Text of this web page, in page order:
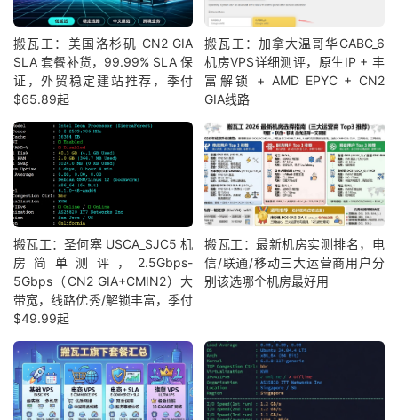
搬瓦工：美国洛杉矶 CN2 GIA
SLA 套餐补货，99.99% SLA 保
证，外贸稳定建站推荐，季付
$65.89起
搬瓦工：加拿大温哥华CABC_6
机房VPS详细测评，原生IP + 丰
富解锁 + AMD EPYC + CN2
GIA线路
搬瓦工：圣何塞 USCA_SJC5 机
房简单测评，2.5Gbps-
5Gbps（CN2 GIA+CMIN2）大
带宽，线路优秀/解锁丰富，季付
$49.99起
搬瓦工：最新机房实测排名，电
信/联通/移动三大运营商用户分
别该选哪个机房最好用